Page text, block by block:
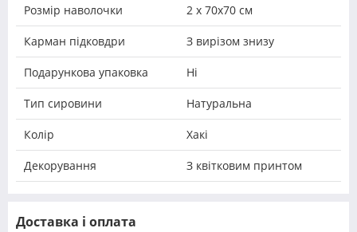
Розмір наволочки 2 х 70х70 см
Карман підковдри З вирізом знизу
Подарункова упаковка Ні
Тип сировини Натуральна
Колір Хакі
Декорування З квітковим принтом
Доставка і оплата